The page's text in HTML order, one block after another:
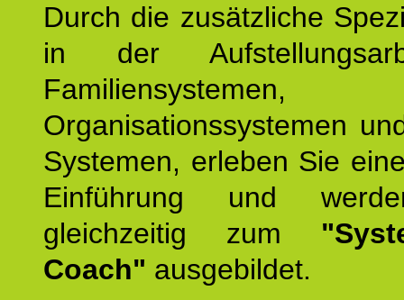
Durch die zusätzliche
in der
Familiensystemen,
Organisationssystemen
Systemen, erleben Sie
Einführung und
gleichzeitig zum
Coach" ausgebildet.